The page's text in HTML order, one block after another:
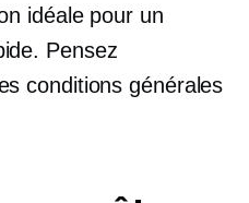
idéale pour un
Pensez
conditions générales